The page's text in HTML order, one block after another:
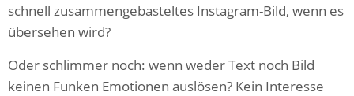
schnell zusammengebasteltes Instagram-Bild, wenn es
übersehen wird?
Oder schlimmer noch: wenn weder Text noch Bild
keinen Funken Emotionen auslösen? Kein Interesse